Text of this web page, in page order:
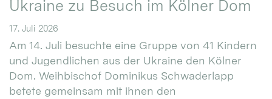
Ukraine zu Besuch im Kölner Dom
17. Juli 2026
Am 14. Juli besuchte eine Gruppe von 41 Kindern
und Jugendlichen aus der Ukraine den Kölner
Dom. Weihbischof Dominikus Schwaderlapp
betete gemeinsam mit ihnen den